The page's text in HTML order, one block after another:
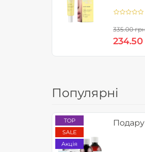
335.00
234.50
Популярні
TOP
SALE
Акція